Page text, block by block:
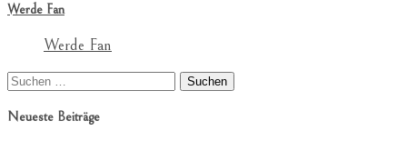
Werde Fan
Werde Fan
Suchen
Neueste Beiträge